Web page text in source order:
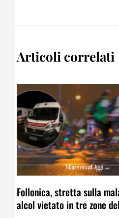
Articoli correlati
Follonica, stretta sulla
alcol vietato in tre zone